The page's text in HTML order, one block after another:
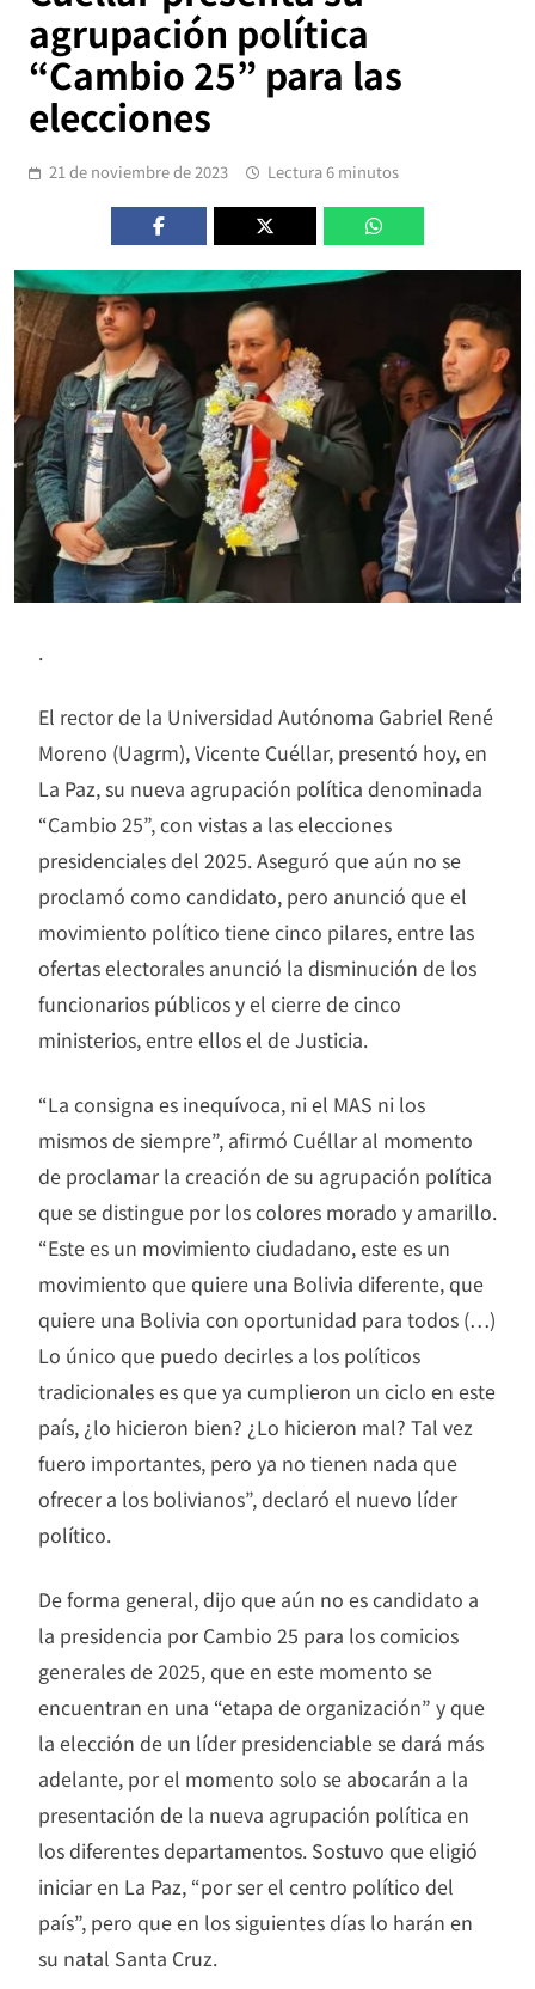
agrupación política
“Cambio 25” para las
elecciones
21 de noviembre de 2023 Lectura 6 minutos
.
El rector de la Universidad Autónoma Gabriel René
Moreno (Uagrm), Vicente Cuéllar, presentó hoy, en
La Paz, su nueva agrupación política denominada
“Cambio 25”, con vistas a las elecciones
presidenciales del 2025. Aseguró que aún no se
proclamó como candidato, pero anunció que el
movimiento político tiene cinco pilares, entre las
ofertas electorales anunció la disminución de los
funcionarios públicos y el cierre de cinco
ministerios, entre ellos el de Justicia.
“La consigna es inequívoca, ni el MAS ni los
mismos de siempre”, afirmó Cuéllar al momento
de proclamar la creación de su agrupación política
que se distingue por los colores morado y amarillo.
“Este es un movimiento ciudadano, este es un
movimiento que quiere una Bolivia diferente, que
quiere una Bolivia con oportunidad para todos (…)
Lo único que puedo decirles a los políticos
tradicionales es que ya cumplieron un ciclo en este
país, ¿lo hicieron bien? ¿Lo hicieron mal? Tal vez
fuero importantes, pero ya no tienen nada que
ofrecer a los bolivianos”, declaró el nuevo líder
político.
De forma general, dijo que aún no es candidato a
la presidencia por Cambio 25 para los comicios
generales de 2025, que en este momento se
encuentran en una “etapa de organización” y que
la elección de un líder presidenciable se dará más
adelante, por el momento solo se abocarán a la
presentación de la nueva agrupación política en
los diferentes departamentos. Sostuvo que eligió
iniciar en La Paz, “por ser el centro político del
país”, pero que en los siguientes días lo harán en
su natal Santa Cruz.